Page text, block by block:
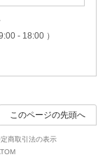
- 18:00 ）
このページの先頭へ
商取引法の表示